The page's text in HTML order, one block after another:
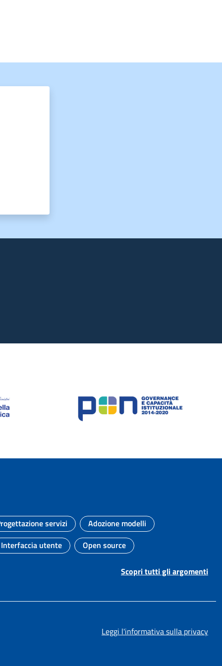
Argomento:
servizi
Argomento:
Adozione modelli
Argomento:
Interfaccia utente
Argomento:
Open source
Scopri tutti gli argomenti
Leggi l'informativa sulla privacy